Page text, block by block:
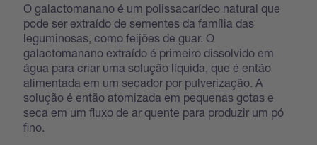
O galactomanano é um polissacarídeo natural que
pode ser extraído de sementes da família das
leguminosas, como feijões de guar. O
galactomanano extraído é primeiro dissolvido em
água para criar uma solução líquida, que é então
alimentada em um secador por pulverização. A
solução é então atomizada em pequenas gotas e
seca em um fluxo de ar quente para produzir um pó
fino.